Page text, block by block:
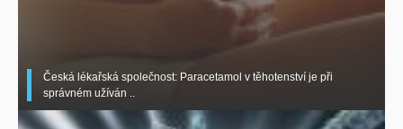
Česká lékařská společnost: Paracetamol v těhotenství je při
správném užíván ..